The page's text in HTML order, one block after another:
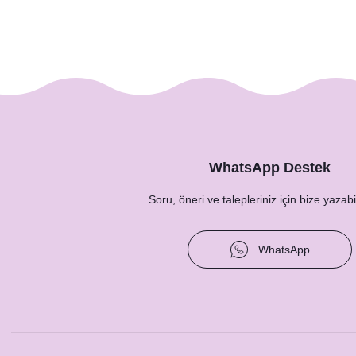
Soft Mavi Somon Çiçekler Konsept Hashtag / Masa
12,50 TL
WhatsApp Destek
Soru, öneri ve talepleriniz için bize
WhatsApp